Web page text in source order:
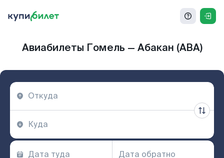
Авиабилеты Гомель — Абакан (ABA)